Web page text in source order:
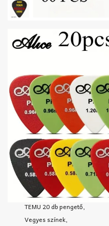
TEMU 20 db pengető,
Vegyes színek,